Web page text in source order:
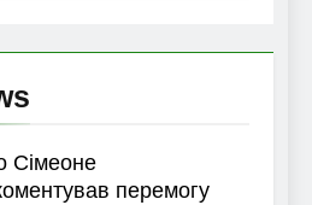
Сімеоне
перемогу